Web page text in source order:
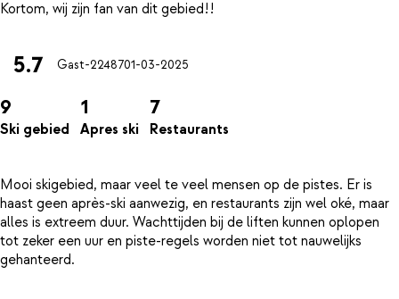
5.7 Gast-2248701-03-2025
9
Ski gebied
1
Apres ski
7
Restaurants
Mooi skigebied, maar veel te veel mensen op de pistes. Er is
haast geen après-ski aanwezig, en restaurants zijn wel oké, maar
alles is extreem duur. Wachttijden bij de liften kunnen oplopen
tot zeker een uur en piste-regels worden niet tot nauwelijks